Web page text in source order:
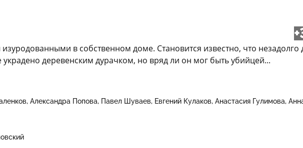
в собственном доме. Становится известно, что
деревенским дурачком, но вряд ли он мог быть убийцей...
Александра Попова Павел Шуваев Евгений Кулаков Анастасия Гулимова